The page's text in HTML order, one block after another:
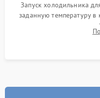
Запуск холодильника
заданную температуру
компрессора, отсутствия
срабатывания